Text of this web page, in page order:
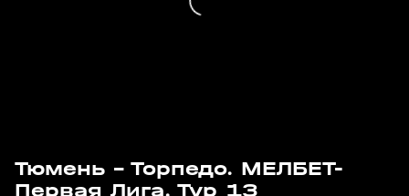
Тюмень - Торпедо. МЕЛБЕТ-
Первая Лига. Тур 13